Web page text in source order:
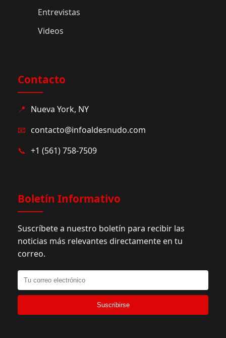
Entrevistas
Videos
Contacto
📍 Nueva York, NY
📧 contacto@infoaldesnudo.com
📞 +1 (561) 758-7509
Boletín Informativo
Suscríbete a nuestro boletín para recibir las
noticias más relevantes directamente en tu
correo.
Suscribirse